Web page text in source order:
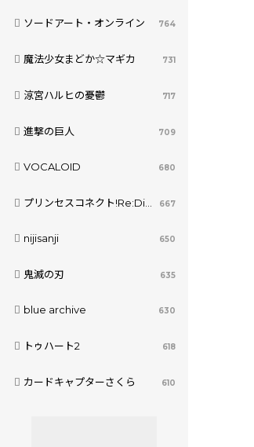
ソードアート・オンライン 764
魔法少女まどか☆マギカ 731
涼宮ハルヒの憂鬱 717
進撃の巨人 709
VOCALOID 680
プリンセスコネクト!Re:Dive 667
nijisanji 650
鬼滅の刃 635
blue archive 630
トゥハート2 618
カードキャプターさくら 610